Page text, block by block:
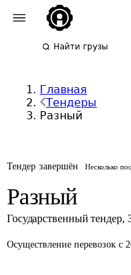
Найти грузы
Главная
Тендеры
Разный
Тендер завершён Несколько
Разный
Государственный тендер,
Осуществление перевозок с